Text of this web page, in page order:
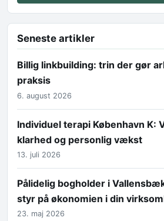
Seneste artikler
Billig linkbuilding: trin der gør
praksis
6. august 2026
Individuel terapi København K:
klarhed og personlig vækst
13. juli 2026
Pålidelig bogholder i
styr på økonomien i din
23. maj 2026